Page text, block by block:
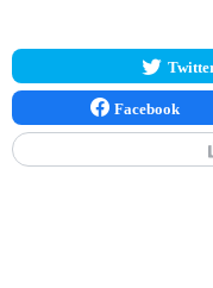
Facebook